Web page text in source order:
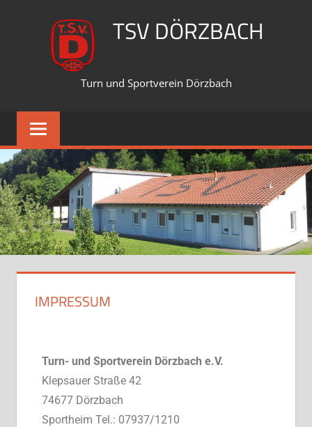
TSV DÖRZBACH
Turn und Sportverein Dörzbach
IMPRESSUM
Turn- und Sportverein Dörzbach e.V.
Klepsauer Straße 42
74677 Dörzbach
Sportheim Tel.: 07937/1210